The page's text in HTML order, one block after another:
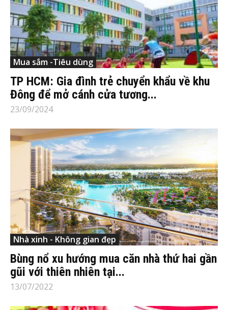
Mua sắm -Tiêu dùng
TP HCM: Gia đình trẻ chuyển khẩu về khu
Đông để mở cánh cửa tương...
23/09/2024
Nhà xinh - Không gian đẹp
Bùng nổ xu hướng mua căn nhà thứ hai gần
gũi với thiên nhiên tại...
13/07/2022